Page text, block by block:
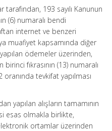
193 sayılı Kanunun
(6) numaralı bendi
internet ve benzeri
muafiyet kapsamında diğer
ödemeler üzerinden,
fıkrasının (13) numaralı
tevkifat yapılması
yapılan alışların tamamının
esas olmakla birlikte,
ortamlar üzerinden